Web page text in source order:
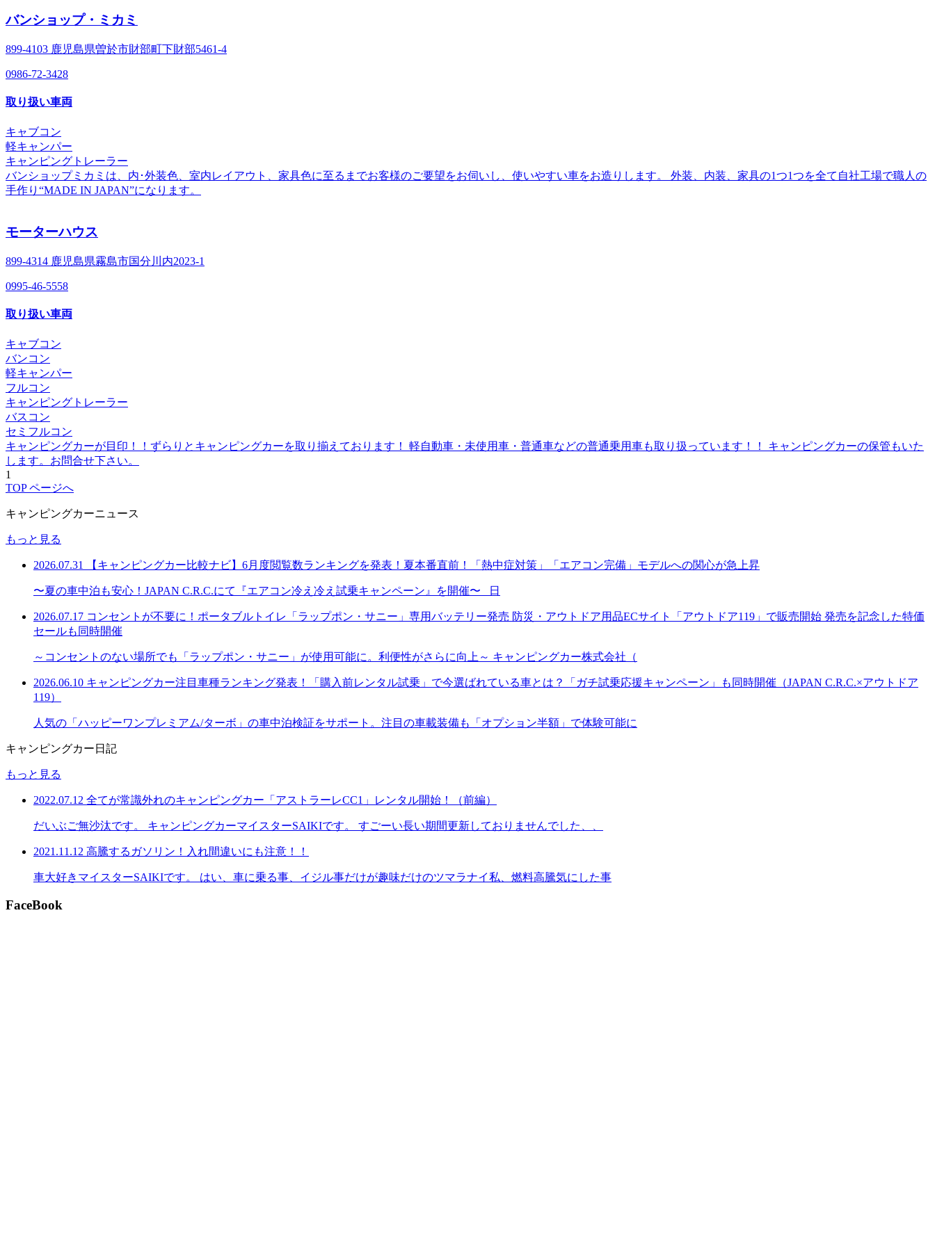
バンショップ・ミカミ
899-4103 鹿児島県曽於市財部町下財部5461-4
0986-72-3428
取り扱い車両
キャブコン
軽キャンパー
キャンピングトレーラー
バンショップミカミは、内･外装色、室内レイアウト、家具色に至るまでお客様のご要望をお伺いし、使いやすい車をお造りします。 外装、内装、家具の1つ1つを全て自社工場で職人の
手作り“MADE IN JAPAN”になります。
モーターハウス
899-4314 鹿児島県霧島市国分川内2023-1
0995-46-5558
取り扱い車両
キャブコン
バンコン
軽キャンパー
フルコン
キャンピングトレーラー
バスコン
セミフルコン
キャンピングカーが目印！！ずらりとキャンピングカーを取り揃えております！ 軽自動車・未使用車・普通車などの普通乗用車も取り扱っています！！ キャンピングカーの保管もいた
します。お問合せ下さい。
1
TOP ページへ
キャンピングカーニュース
もっと見る
2026.07.31 【キャンピングカー比較ナビ】6月度閲覧数ランキングを発表！夏本番直前！「熱中症対策」「エアコン完備」モデルへの関心が急上昇
〜夏の車中泊も安心！JAPAN C.R.C.にて『エアコン冷え冷え試乗キャンペーン』を開催〜 日
2026.07.17 コンセントが不要に！ポータブルトイレ「ラップポン・サニー」専用バッテリー発売 防災・アウトドア用品ECサイト「アウトドア119」で販売開始 発売を記念した特価
セールも同時開催
～コンセントのない場所でも「ラップポン・サニー」が使用可能に。利便性がさらに向上～ キャンピングカー株式会社（
2026.06.10 キャンピングカー注目車種ランキング発表！「購入前レンタル試乗」で今選ばれている車とは？「ガチ試乗応援キャンペーン」も同時開催（JAPAN C.R.C.×アウトドア
119）
人気の「ハッピーワンプレミアム/ターボ」の車中泊検証をサポート。注目の車載装備も「オプション半額」で体験可能に
キャンピングカー日記
もっと見る
2022.07.12 全てが常識外れのキャンピングカー「アストラーレCC1」レンタル開始！（前編）
だいぶご無沙汰です。 キャンピングカーマイスターSAIKIです。 すごーい長い期間更新しておりませんでした、、
2021.11.12 高騰するガソリン！入れ間違いにも注意！！
車大好きマイスターSAIKIです。 はい、車に乗る事、イジル事だけが趣味だけのツマラナイ私、燃料高騰気にした事
FaceBook